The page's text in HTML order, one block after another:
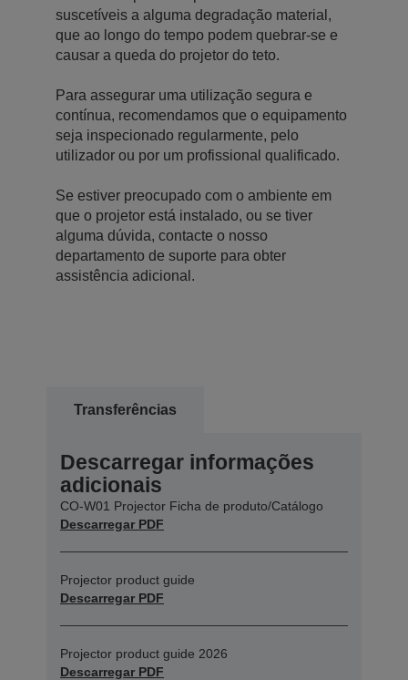
suscetíveis a alguma degradação material,
que ao longo do tempo podem quebrar-se e
causar a queda do projetor do teto.
Para assegurar uma utilização segura e
contínua, recomendamos que o equipamento
seja inspecionado regularmente, pelo
utilizador ou por um profissional qualificado.
Se estiver preocupado com o ambiente em
que o projetor está instalado, ou se tiver
alguma dúvida, contacte o nosso
departamento de suporte para obter
assistência adicional.
Transferências
Descarregar informações
adicionais
CO-W01 Projector Ficha de produto/Catálogo
Descarregar PDF
Projector product guide
Descarregar PDF
Projector product guide 2026
Descarregar PDF